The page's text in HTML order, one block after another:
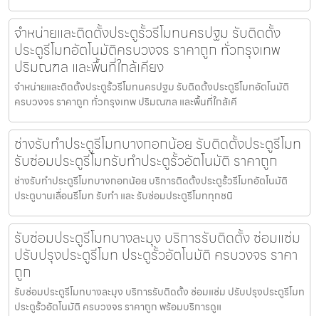
จำหน่ายและติดตั้งประตูรั้วรีโมทนครปฐม รับติดตั้ง
ประตูรีโมทอัตโนมัติครบวงจร ราคาถูก ทั่วกรุงเทพ
ปริมณฑล และพื้นที่ใกล้เคียง
จำหน่ายและติดตั้งประตูรั้วรีโมทนครปฐม รับติดตั้งประตูรีโมทอัตโนมัติ
ครบวงจร ราคาถูก ทั่วกรุงเทพ ปริมณฑล และพื้นที่ใกล้เคี
ช่างรับทำประตูรีโมทบางกอกน้อย รับติดตั้งประตูรีโมท
รับซ่อมประตูรีโมทรับทำประตูรั้วอัตโนมัติ ราคาถูก
ช่างรับทำประตูรีโมทบางกอกน้อย บริการติดตั้งประตูรั้วรีโมทอัตโนมัติ
ประตูบานเลื่อนรีโมท รับทำ และ รับซ่อมประตูรีโมททุกชนิ
รับซ่อมประตูรีโมทบางละมุง บริการรับติดตั้ง ซ่อมแซ่ม
ปรับปรุงประตูรีโมท ประตูรั้วอัตโนมัติ ครบวงจร ราคา
ถูก
รับซ่อมประตูรีโมทบางละมุง บริการรับติดตั้ง ซ่อมแซ่ม ปรับปรุงประตูรีโมท
ประตูรั้วอัตโนมัติ ครบวงจร ราคาถูก พร้อมบริการดูแ